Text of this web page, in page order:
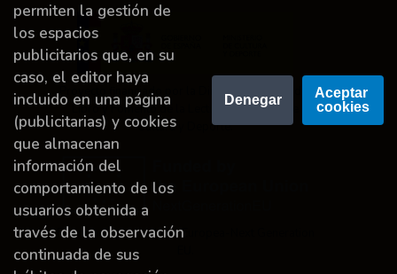
Proyecto financiado por la Dirección General del
Libro y Fomento de la Lectura, Ministerio de
Cultura y Deporte.
Financiado por la Unión Europea-Next Generation
permiten la gestión de
los espacios
publicitarios que, en su
caso, el editor haya
incluido en una página
(publicitarias) y cookies
que almacenan
información del
comportamiento de los
usuarios obtenida a
través de la observación
continuada de sus
Denegar
Aceptar
cookies